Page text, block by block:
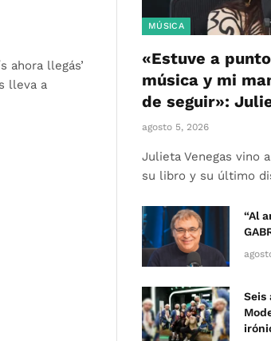
ahora llegás’
lleva a
MÚSICA
«Estuve a
música y mi
de seguir»:
agosto 5, 2026
Julieta Venegas vino
su libro y su último
“Al
Seis